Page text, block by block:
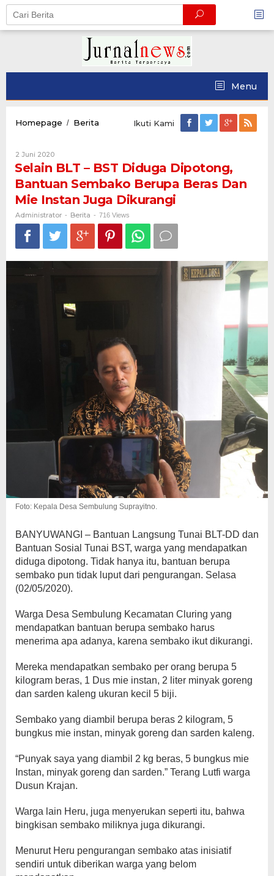
Skip
content
Menu
Homepage / Berita
Diduga
Dipotong,
Bantuan
Sembako
Dan
Mie
Ikuti Kami
2 Juni 2020Oleh
Administrator
Selain BLT – BST Diduga Dipotong,
Bantuan Sembako Berupa Beras Dan
Mie Instan Juga Dikurangi
Administrator - Berita - 716 Views
Foto: Kepala Desa Sembulung Suprayitno.
BANYUWANGI – Bantuan Langsung Tunai BLT-DD dan
Bantuan Sosial Tunai BST, warga yang mendapatkan
diduga dipotong. Tidak hanya itu, bantuan berupa
sembako pun tidak luput dari pengurangan. Selasa
(02/05/2020).
Warga Desa Sembulung Kecamatan Cluring yang
mendapatkan bantuan berupa sembako harus
menerima apa adanya, karena sembako ikut dikurangi.
Mereka mendapatkan sembako per orang berupa 5
kilogram beras, 1 Dus mie instan, 2 liter minyak goreng
dan sarden kaleng ukuran kecil 5 biji.
Sembako yang diambil berupa beras 2 kilogram, 5
bungkus mie instan, minyak goreng dan sarden kaleng.
“Punyak saya yang diambil 2 kg beras, 5 bungkus mie
Instan, minyak goreng dan sarden.” Terang Lutfi warga
Dusun Krajan.
Warga lain Heru, juga menyerukan seperti itu, bahwa
bingkisan sembako miliknya juga dikurangi.
Menurut Heru pengurangan sembako atas inisiatif
sendiri untuk diberikan warga yang belom